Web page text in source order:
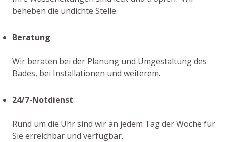
beheben die undichte Stelle.
Beratung
Wir beraten bei der Planung und Umgestaltung des
Bades, bei Installationen und weiterem.
24/7-Notdienst
Rund um die Uhr sind wir an jedem Tag der Woche für
Sie erreichbar und verfügbar.